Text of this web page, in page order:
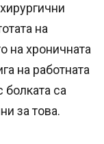
на
на хроничната
на работната
болката са
за това.